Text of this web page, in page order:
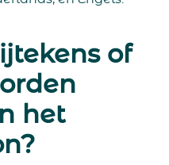
of
het